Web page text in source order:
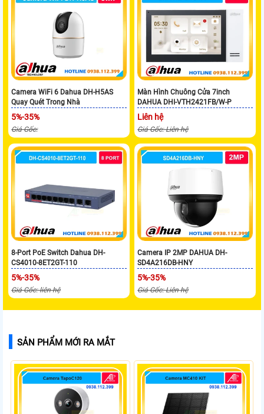
Camera WiFi 6 Dahua DH-H5AS
Quay Quét Trong Nhà
5%-35%
Giá Gốc:
Màn Hình Chuông Cửa 7inch
DAHUA DHI-VTH2421FB/W-P
Liên hệ
Giá Gốc: Liên hệ
8-Port PoE Switch Dahua DH-
CS4010-8ET2GT-110
5%-35%
Giá Gốc: liên hệ
Camera IP 2MP DAHUA DH-
SD4A216DB-HNY
5%-35%
Giá Gốc: Liên hệ
SẢN PHẨM MỚI RA MẮT